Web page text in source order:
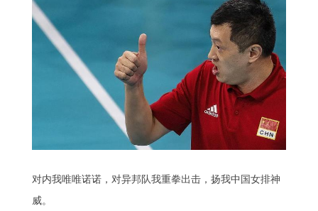
对内我唯唯诺诺，对异邦队我重拳出击，扬我中国女排神
威。